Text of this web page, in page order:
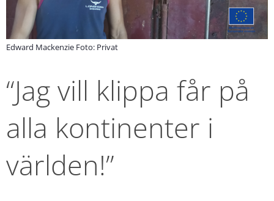
Edward Mackenzie Foto: Privat
“Jag vill klippa får på
alla kontinenter i
världen!”